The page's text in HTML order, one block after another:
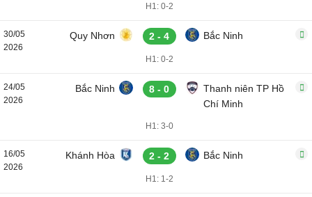
H1: 0-2
30/05
2026
Quy Nhơn 2 - 4 Bắc Ninh
H1: 0-2
24/05
2026
Bắc Ninh 8 - 0
Thanh niên TP Hồ
Chí Minh
H1: 3-0
16/05
2026
Khánh Hòa 2 - 2 Bắc Ninh
H1: 1-2